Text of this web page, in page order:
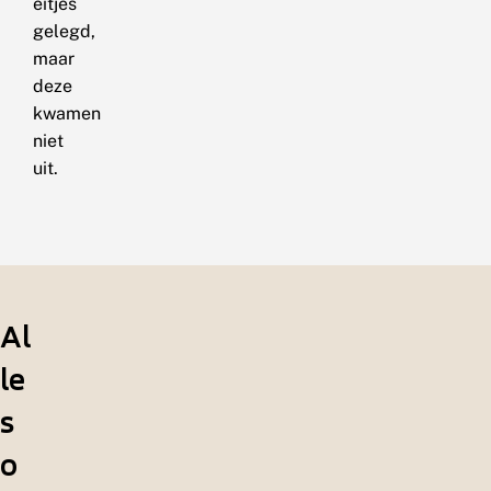
gelegd,
maar
deze
kwamen
niet
uit.
Al
le
s
o